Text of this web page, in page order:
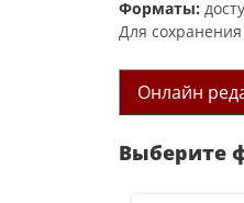
Форматы:
Для
Онлайн
Выберите